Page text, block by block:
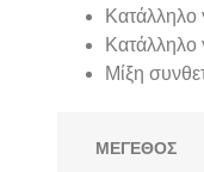
Κατάλληλο
Κατάλληλο
Μίξη
ΜΕΓΕΘΟΣ